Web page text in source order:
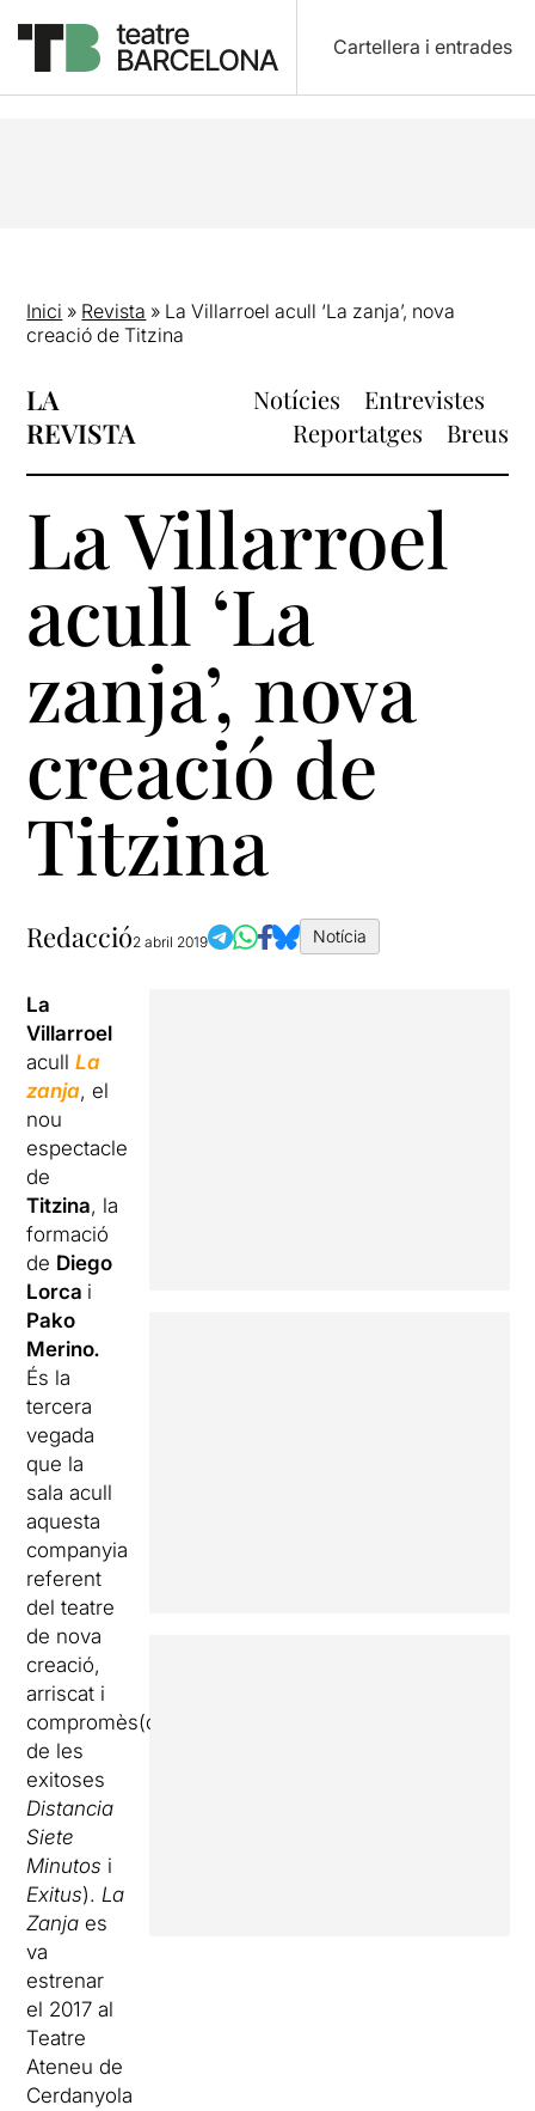
Cartellera i entrades
Inici » Revista » La Villarroel acull ‘La zanja’, nova
creació de Titzina
LA
REVISTA
Notícies
Entrevistes
Reportatges
Breus
La Villarroel
acull ‘La
zanja’, nova
creació de
Titzina
Redacció2 abril 2019 Notícia
La
Villarroel
acullLa
zanja, el
nou
espectacle
de
Titzina, la
formació
de Diego
Lorca i
Pako
Merino.
És la
tercera
vegada
que la
sala acull
aquesta
companyia
referent
del teatre
de nova
creació,
arriscat i
compromès(després
de les
exitoses
Distancia
Siete
Minutos i
Exitus).La
Zanja es
va
estrenar
el 2017 al
Teatre
Ateneu de
Cerdanyola